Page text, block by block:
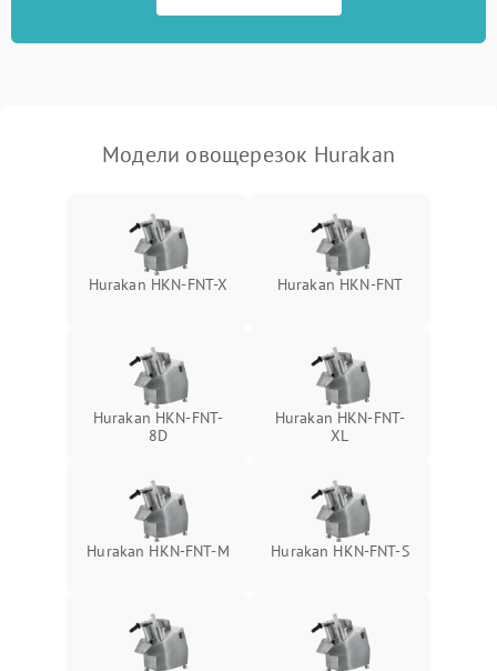
Модели овощерезок Hurakan
Hurakan HKN-FNT-X Hurakan HKN-FNT
Hurakan HKN-FNT-
8D
Hurakan HKN-FNT-
XL
Hurakan HKN-FNT-M Hurakan HKN-FNT-S